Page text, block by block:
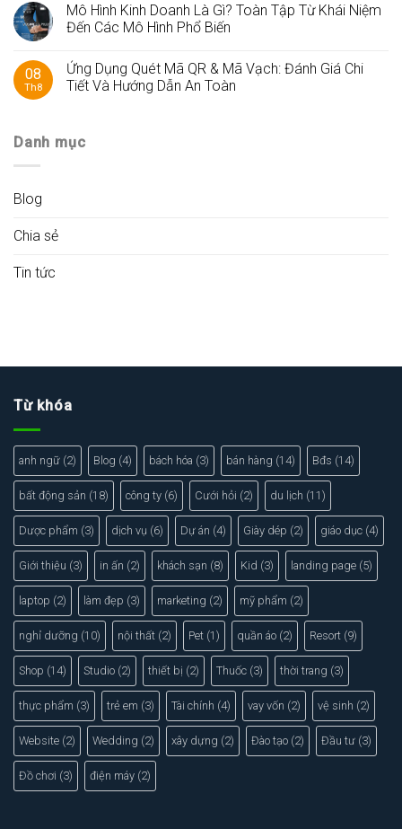
Mô Hình Kinh Doanh Là Gì? Toàn Tập Từ Khái Niệm
Đến Các Mô Hình Phổ Biến
08
Th8
Ứng Dụng Quét Mã QR & Mã Vạch: Đánh Giá Chi
Tiết Và Hướng Dẫn An Toàn
Danh mục
Blog
Chia sẻ
Tin tức
Từ khóa
anh ngữ (2) Blog (4) bách hóa (3) bán hàng (14) Bđs (14)
bất động sản (18) công ty (6) Cưới hỏi (2) du lịch (11)
Dược phẩm (3) dịch vụ (6) Dự án (4) Giày dép (2) giáo dục (4)
Giới thiệu (3) in ấn (2) khách sạn (8) Kid (3) landing page (5)
laptop (2) làm đẹp (3) marketing (2) mỹ phẩm (2)
nghỉ dưỡng (10) nội thất (2) Pet (1) quần áo (2) Resort (9)
Shop (14) Studio (2) thiết bị (2) Thuốc (3) thời trang (3)
thực phẩm (3) trẻ em (3) Tài chính (4) vay vốn (2) vệ sinh (2)
Website (2) Wedding (2) xây dựng (2) Đào tạo (2) Đầu tư (3)
Đồ chơi (3) điện máy (2)